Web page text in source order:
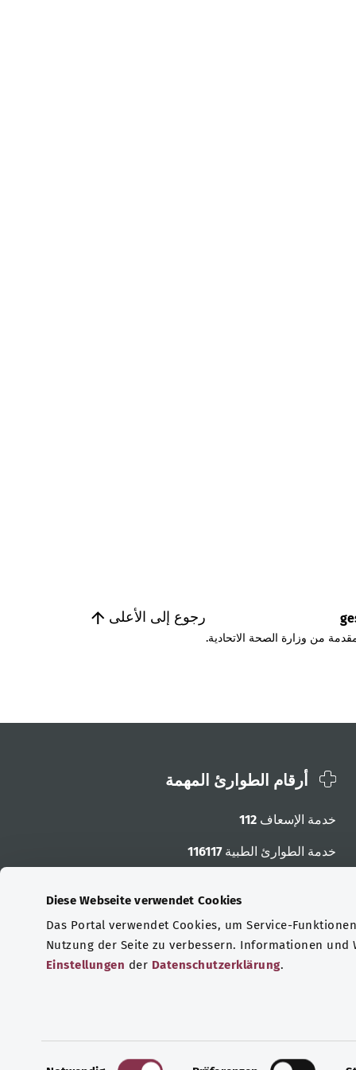
Diese Webseite verwendet Cookies
Das Portal verwendet Cookies, um Service-
Nutzung der Seite zu verbessern. Informationen
Einstellungen der Datenschutzerklärung.
رجوع إلى الأعلى
من وزارة الصحة الاتحادية.
أرقام الطوارئ المهمة
خدمة الإسعاف 112
خدمة الطوارئ الطبية116117